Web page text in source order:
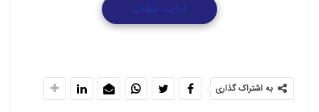
در بیانیه واتیکان آمده است: در این تماس تلفنی، پاپ
درخواست خود را برای آتش‌بس و پایان جنگ در غزه تکرار
منطقه محصور فلسطین ابراز داشت. لئو همچنین بر نیاز
فوری به حفاظت از اماکن عبادی، مؤمنان و همه مردم در
ادامه مطلب
به اشتراک گذاری